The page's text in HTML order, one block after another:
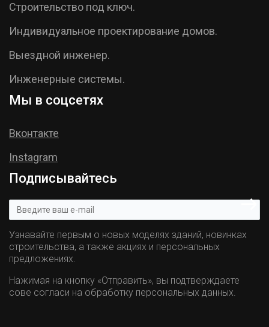
Строительство под ключ.
Индивидуальное проектирование домов.
Выездной инженер.
Инженерные системы.
Мы в соцсетях
Вконтакте
Instagram
Подписывайтесь
Узнавайте первым о новых моделях зданий, новинках
строительства, а также акциях и персональных
предложениях.
Нажимая на кнопку «Отправить», вы подтверждаете
сове согласи на обработку персональных данных.